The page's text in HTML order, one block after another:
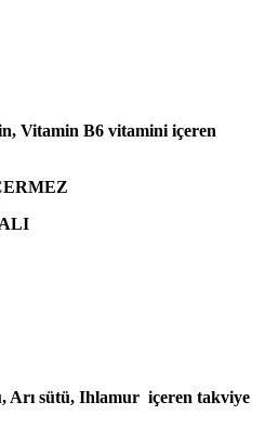
Vitamin B6 vitamini içeren
Arı sütü, Ihlamur içeren takviye